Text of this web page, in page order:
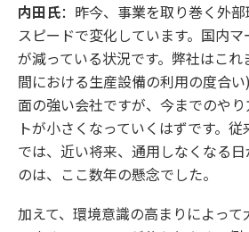
内田氏：昨今、事業を取り巻く外
スピードで変化しています。国内
が減っている状況です。弊社はこ
間における生産設備の利用の度合
面の強い会社ですが、今までのや
トが小さくなっていくはずです。
では、近い将来、通用しなくなる
のは、ここ数年の懸念でした。
加えて、環境意識の高まりによっ